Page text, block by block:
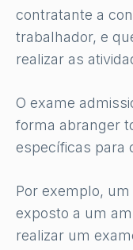
contratante a
trabalhador, e
realizar as
O exame
forma abranger
específicas para
Por exemplo,
exposto a um
realizar um